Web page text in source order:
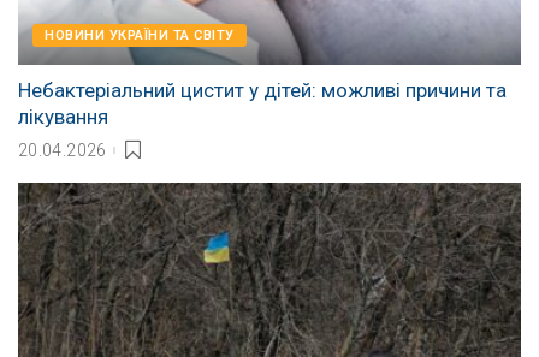
НОВИНИ УКРАЇНИ ТА СВІТУ
Небактеріальний цистит у дітей: можливі причини та
лікування
20.04.2026